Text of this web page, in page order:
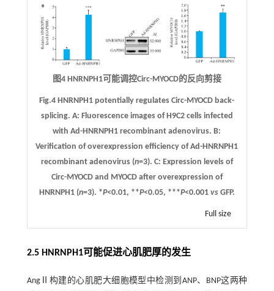
图4 HNRNPH1可能调控Circ-MYOCD的反向剪接
Fig.4 HNRNPH1 potentially regulates Circ-MYOCD back-
splicing. A: Fluorescence images of H9C2 cells infected
with Ad-HNRNPH1 recombinant adenovirus.B:
Verification of overexpression efficiency of Ad-HNRNPH1
recombinant adenovirus (n=3). C: Expression levels of
Circ-MYOCD and MYOCD after overexpression of
HNRNPH1 (n=3). *P<0.01, **P<0.05, ***P<0.001 vsGFP.
Full size
2.5 HNRNPH1可能促进心肌肥厚的发生
AngⅡ构建的心肌肥大细胞模型中检测到ANP、BNP这两种